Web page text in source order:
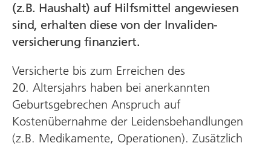
(z.B. Haushalt) auf Hilfs­mittel angewiesen
sind, erhalten diese von der Invaliden­
versicherung finanziert.
Versicherte bis zum Erreichen des
20. Altersjahrs haben bei anerkannten
Geburtsgebrechen Anspruch auf
Kostenübernahme der Leidens­behandlungen
(z.B. Medikamente, Operationen). Zusätzlich